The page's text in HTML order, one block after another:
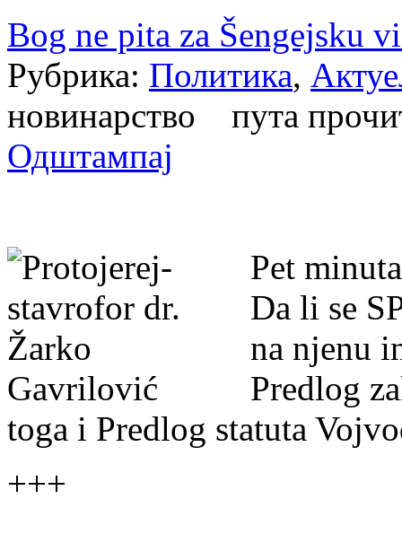
Bog ne pita za Šengejsku
Рубрика: Политика,
новинарство пута
Одштампај
Pet
Da li se
na njenu
Predlog
toga i Predlog statuta
+++